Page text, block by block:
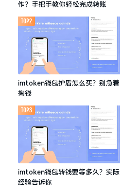
作？手把手教你轻松完成转账
imtoken钱包护盾怎么买？别急着
掏钱
TOP2
imtoken钱包转钱要等多久？实际
经验告诉你
TOP3